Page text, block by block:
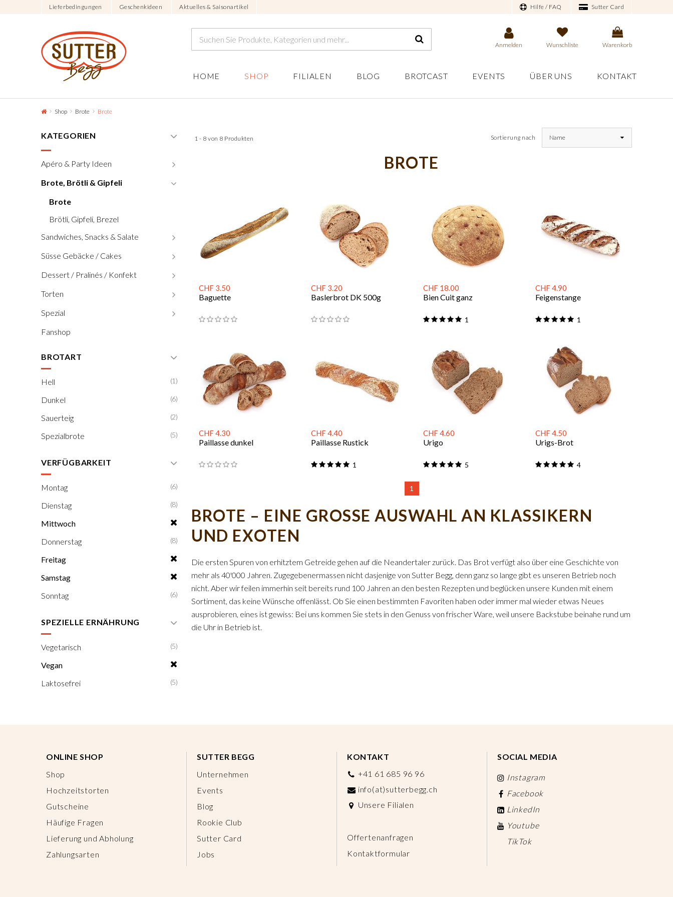
Lieferbedingungen Geschenkideen Aktuelles & Saisonartikel Hilfe / FAQ Sutter Card
Anmelden Wunschliste Warenkorb
HOME SHOP FILIALEN BLOG BROTCAST EVENTS ÜBER UNS KONTAKT
Shop Brote Brote
KATEGORIEN
Apéro & Party Ideen
Brote, Brötli & Gipfeli
Brote
Brötli, Gipfeli, Brezel
Sandwiches, Snacks & Salate
Süsse Gebäcke / Cakes
Dessert / Pralinés / Konfekt
Torten
Spezial
Fanshop
BROTART
Hell (1)
Dunkel (6)
Sauerteig (2)
Spezialbrote (5)
VERFÜGBARKEIT
Montag (6)
Dienstag (8)
Mittwoch
Donnerstag
(8)
Freitag
Samstag
Sonntag
(6)
SPEZIELLE ERNÄHRUNG
Vegetarisch (5)
Vegan
Laktosefrei
(5)
1 - 8 von 8 Produkten Sortierung nach Name
BROTE
CHF 3.50
Baguette
CHF 3.20
Baslerbrot DK 500g
CHF 18.00
Bien Cuit ganz
1
CHF 4.90
Feigenstange
1
CHF 4.30
Paillasse dunkel
CHF 4.40
Paillasse Rustick
1
CHF 4.60
Urigo
5
CHF 4.50
Urigs-Brot
4
1
BROTE – EINE GROSSE AUSWAHL AN KLASSIKERN
UND EXOTEN
Die ersten Spuren von erhitztem Getreide gehen auf die Neandertaler zurück. Das Brot verfügt also über eine Geschichte von
mehr als 40'000 Jahren. Zugegebenermassen nicht dasjenige von Sutter Begg, denn ganz so lange gibt es unseren Betrieb noch
nicht. Aber wir feilen immerhin seit bereits rund 100 Jahren an den besten Rezepten und beglücken unsere Kunden mit einem
Sortiment, das keine Wünsche offenlässt. Ob Sie einen bestimmten Favoriten haben oder immer mal wieder etwas Neues
ausprobieren, eines ist gewiss: Bei uns kommen Sie stets in den Genuss von frischer Ware, weil unsere Backstube beinahe rund um
die Uhr in Betrieb ist.
ONLINE SHOP
Shop
Hochzeitstorten
Gutscheine
Häufige Fragen
Lieferung und Abholung
Zahlungsarten
SUTTER BEGG
Unternehmen
Events
Blog
Rookie Club
Sutter Card
Jobs
KONTAKT
+41 61 685 96 96
info(at)sutterbegg.ch
Unsere Filialen
Offertenanfragen
Kontaktformular
SOCIAL MEDIA
Instagram
Facebook
LinkedIn
Youtube
TikTok